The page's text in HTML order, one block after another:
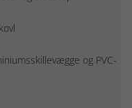
og PVC-